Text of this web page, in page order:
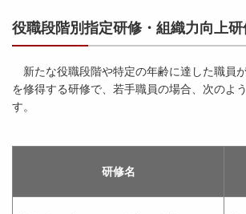
役職段階別指定研修・組織力向上
新たな役職段階や特定の年齢に達した職員
を修得する研修で、若手職員の場合、次のよ
す。
研修名